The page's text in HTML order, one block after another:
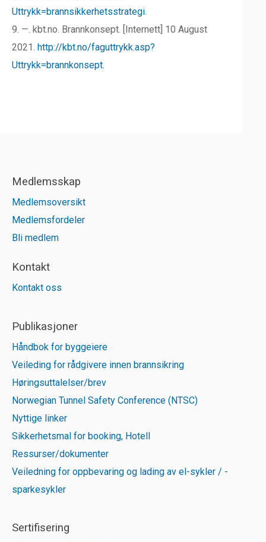
Uttrykk=brannsikkerhetsstrategi.
9. —. kbt.no. Brannkonsept. [Internett] 10 August
2021. http://kbt.no/faguttrykk.asp?
Uttrykk=brannkonsept.
Medlemsskap
Medlemsoversikt
Medlemsfordeler
Bli medlem
Kontakt
Kontakt oss
Publikasjoner
Håndbok for byggeiere
Veileding for rådgivere innen brannsikring
Høringsuttalelser/brev
Norwegian Tunnel Safety Conference (NTSC)
Nyttige linker
Sikkerhetsmal for booking, Hotell
Ressurser/dokumenter
Veiledning for oppbevaring og lading av el-sykler / -
sparkesykler
Sertifisering